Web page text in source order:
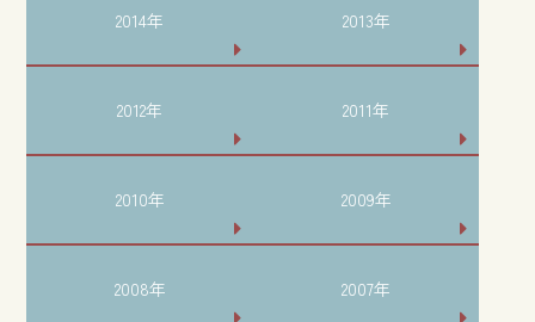
2014年 2013年
2012年 2011年
2010年 2009年
2008年 2007年